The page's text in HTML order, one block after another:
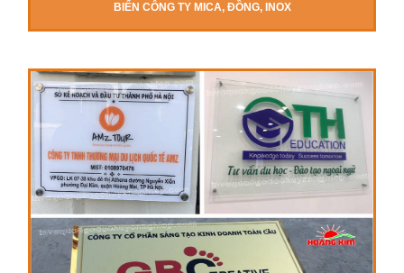
BIỂN CÔNG TY MICA, ĐỒNG, INOX